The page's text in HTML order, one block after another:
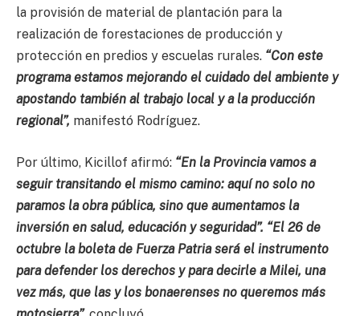
la provisión de material de plantación para la
realización de forestaciones de producción y
protección en predios y escuelas rurales. “Con este
programa estamos mejorando el cuidado del ambiente y
apostando también al trabajo local y a la producción
regional”, manifestó Rodríguez.
Por último, Kicillof afirmó: “En la Provincia vamos a
seguir transitando el mismo camino: aquí no solo no
paramos la obra pública, sino que aumentamos la
inversión en salud, educación y seguridad”. “El 26 de
octubre la boleta de Fuerza Patria será el instrumento
para defender los derechos y para decirle a Milei, una
vez más, que las y los bonaerenses no queremos más